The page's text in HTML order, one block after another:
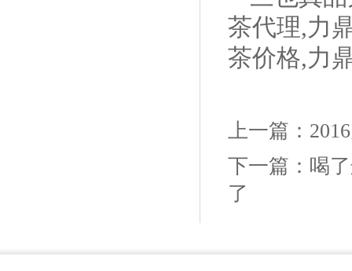
茶代理,力
茶价格,力
上一篇：
下一篇： 喝
了